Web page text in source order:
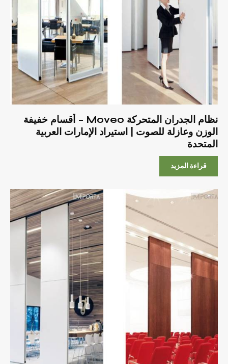
نظام الجدران المتحركة Moveo – أقسام خفيفة
الوزن وعازلة للصوت | استيراد الإمارات العربية
المتحدة
قراءة المزيد